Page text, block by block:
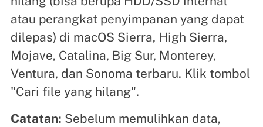
atau perangkat penyimpanan yang dapat
dilepas) di macOS Sierra, High Sierra,
Mojave, Catalina, Big Sur, Monterey,
Ventura, dan Sonoma terbaru. Klik tombol
"Cari file yang hilang".
Catatan: Sebelum memulihkan data,